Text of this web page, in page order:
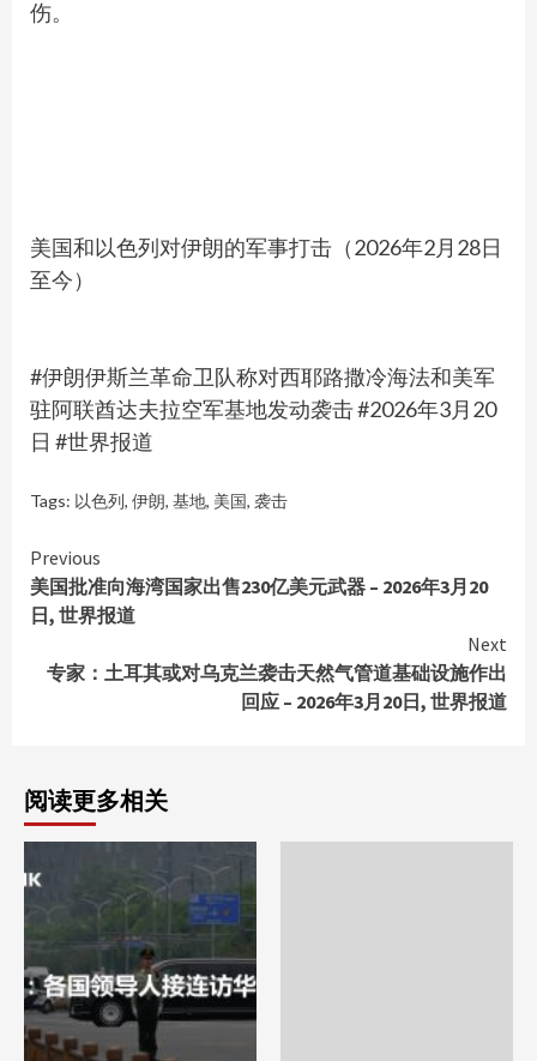
伤。
美国和以色列对伊朗的军事打击（2026年2月28日
至今）
#伊朗伊斯兰革命卫队称对西耶路撒冷海法和美军
驻阿联酋达夫拉空军基地发动袭击 #2026年3月20
日 #世界报道
Tags: 以色列, 伊朗, 基地, 美国, 袭击
Continue
Reading
Previous
美国批准向海湾国家出售230亿美元武器 – 2026年3月20
日, 世界报道
Next
专家：土耳其或对乌克兰袭击天然气管道基础设施作出
回应 – 2026年3月20日, 世界报道
阅读更多相关